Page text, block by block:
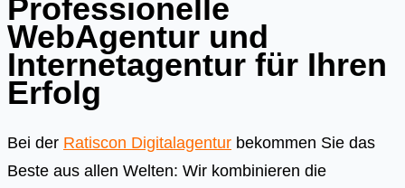
Professionelle
WebAgentur und
Internetagentur für Ihren
Erfolg
Bei der Ratiscon Digitalagentur bekommen Sie das
Beste aus allen Welten: Wir kombinieren die